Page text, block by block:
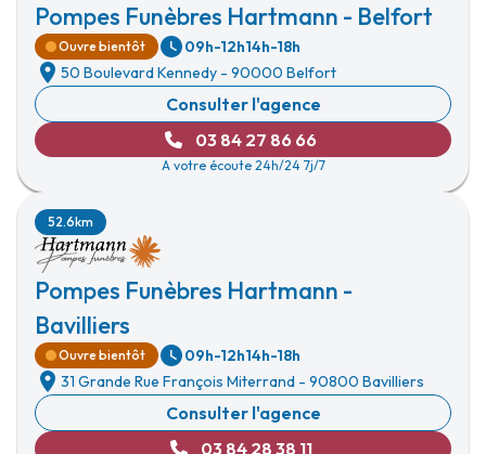
Pompes Funèbres Hartmann - Belfort
Ouvre bientôt 09h-12h14h-18h
50 Boulevard Kennedy - 90000 Belfort
Consulter l'agence
03 84 27 86 66
A votre écoute 24h/24 7j/7
Pompes Funèbres Hartmann -
Bavilliers
52.6km
Ouvre bientôt 09h-12h14h-18h
31 Grande Rue François Miterrand - 90800 Bavilliers
Consulter l'agence
03 84 28 38 11